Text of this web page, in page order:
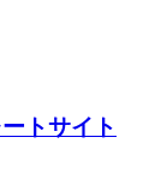
トサイト